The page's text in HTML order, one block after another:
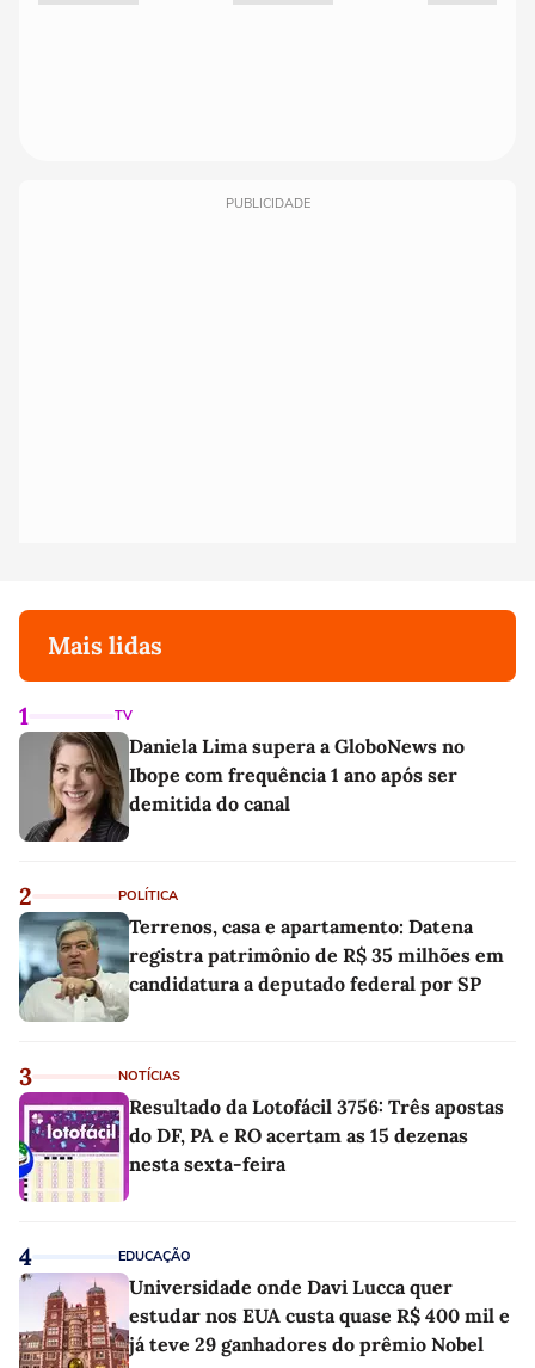
PUBLICIDADE
Mais lidas
1 TV
Daniela Lima supera a GloboNews no
Ibope com frequência 1 ano após ser
demitida do canal
2 POLÍTICA
Terrenos, casa e apartamento: Datena
registra patrimônio de R$ 35 milhões em
candidatura a deputado federal por SP
3 NOTÍCIAS
Resultado da Lotofácil 3756: Três apostas
do DF, PA e RO acertam as 15 dezenas
nesta sexta-feira
4 EDUCAÇÃO
Universidade onde Davi Lucca quer
estudar nos EUA custa quase R$ 400 mil e
já teve 29 ganhadores do prêmio Nobel